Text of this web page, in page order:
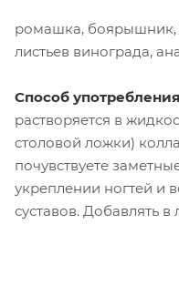
ромашка, боярышник,
листьев винограда,
Способ
растворяется в
столовой ложки)
почувствуете
укреплении ногтей и
суставов. Добавлять